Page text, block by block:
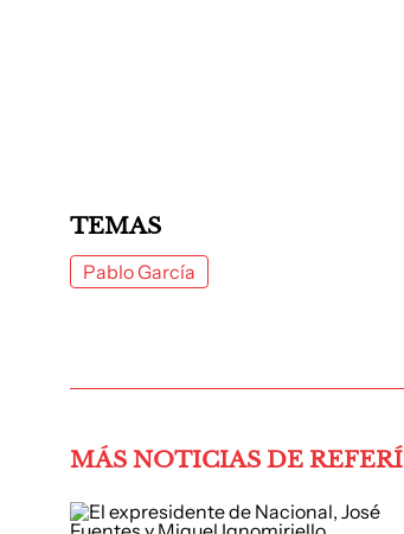
TEMAS
Pablo García
MÁS NOTICIAS DE REFERÍ